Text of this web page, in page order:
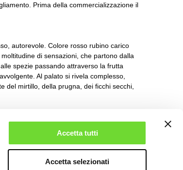
Accetta tutti
Accetta selezionati
Prima della commercializzazione il
autorevole. Colore rosso rubino carico
di sensazioni, che partono dalla
spezie passando attraverso la frutta
Al palato si rivela complesso,
del mirtillo, della prugna, dei ficchi secchi,
questo grandissimo vino.